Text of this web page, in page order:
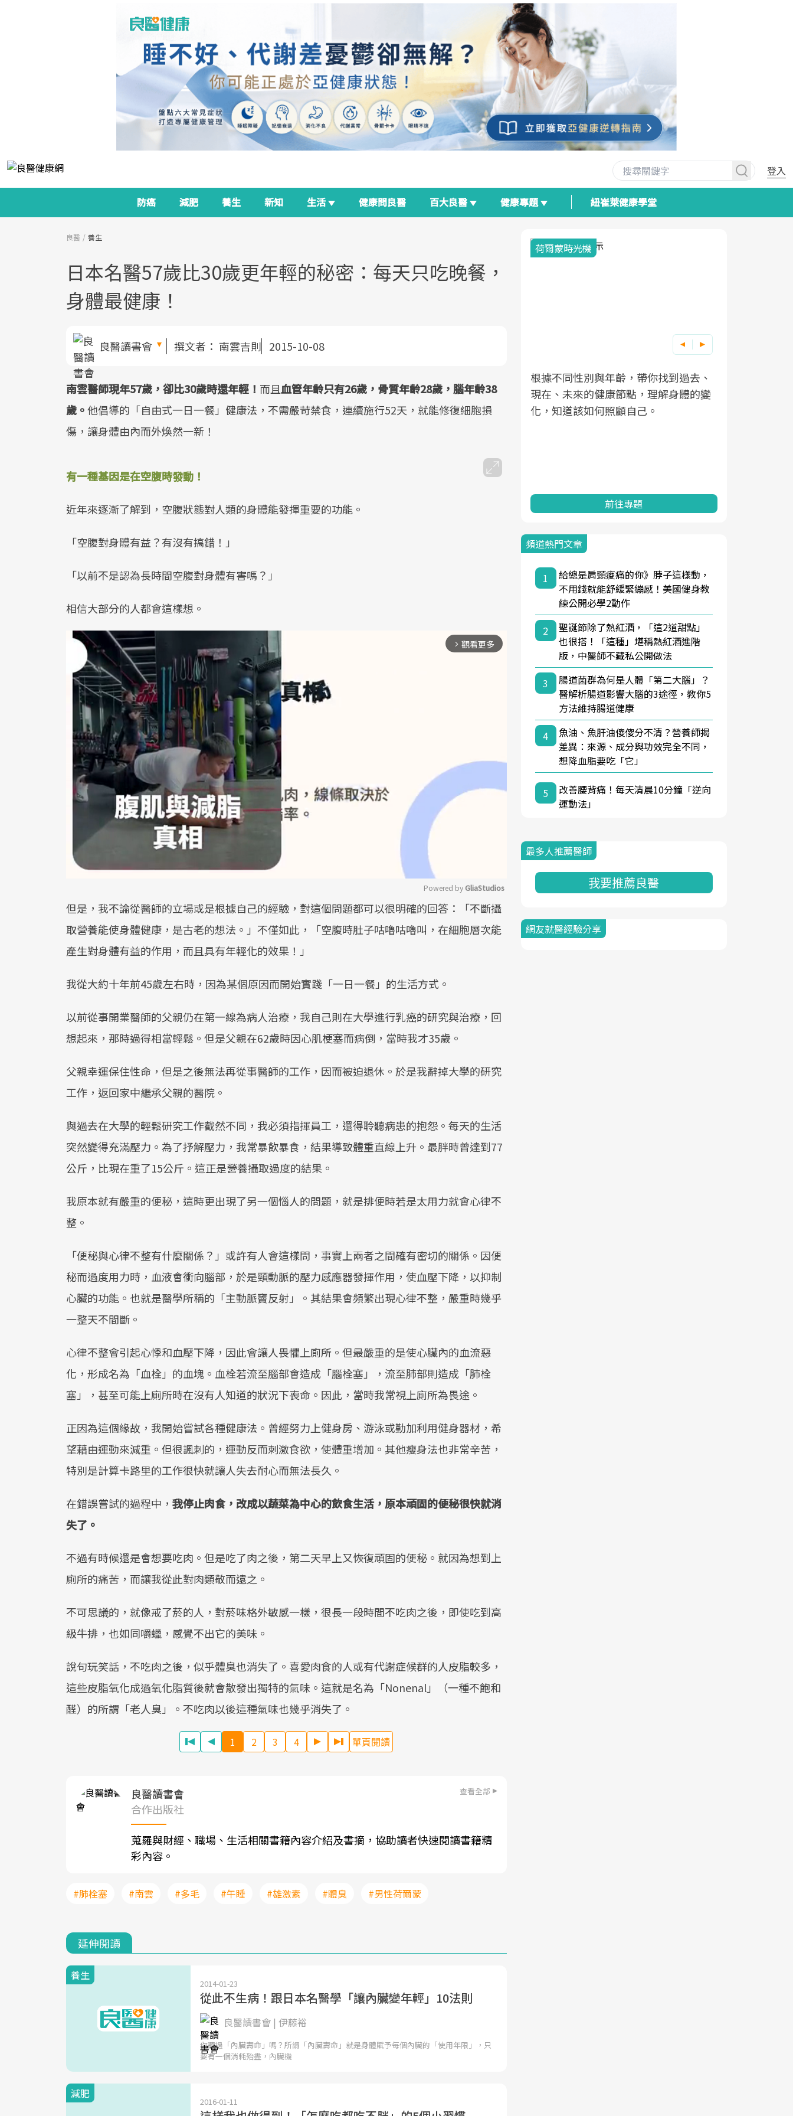
登入
防癌 減肥 養生 新知 生活 健康問良醫 百大良醫 健康專題 紐崔萊健康學堂
良醫 養生
日本名醫57歲比30歲更年輕的秘密：每天只吃晚餐，
身體最健康！
良醫讀書會 撰文者： 南雲吉則 2015-10-08
南雲醫師現年57歲，卻比30歲時還年輕！ 而且血管年齡只有26歲，骨質年齡28歲，腦年齡38
歲。他倡導的「自由式一日一餐」健康法，不需嚴苛禁食，連續施行52天，就能修復細胞損
傷，讓身體由內而外煥然一新！
有一種基因是在空腹時發動！
近年來逐漸了解到，空腹狀態對人類的身體能發揮重要的功能。
「空腹對身體有益？有沒有搞錯！」
「以前不是認為長時間空腹對身體有害嗎？」
相信大部分的人都會這樣想。
arrow_forward_ios 觀看更多
Mute
Powered by GliaStudios
但是，我不論從醫師的立場或是根據自己的經驗，對這個問題都可以很明確的回答：「不斷攝
取營養能使身體健康，是古老的想法。」不僅如此，「空腹時肚子咕嚕咕嚕叫，在細胞層次能
產生對身體有益的作用，而且具有年輕化的效果！」
我從大約十年前45歲左右時，因為某個原因而開始實踐「一日一餐」的生活方式。
以前從事開業醫師的父親仍在第一線為病人治療，我自己則在大學進行乳癌的研究與治療，回
想起來，那時過得相當輕鬆。但是父親在62歲時因心肌梗塞而病倒，當時我才35歲。
父親幸運保住性命，但是之後無法再從事醫師的工作，因而被迫退休。於是我辭掉大學的研究
工作，返回家中繼承父親的醫院。
與過去在大學的輕鬆研究工作截然不同，我必須指揮員工，還得聆聽病患的抱怨。每天的生活
突然變得充滿壓力。為了抒解壓力，我常暴飲暴食，結果導致體重直線上升。最胖時曾達到77
公斤，比現在重了15公斤。這正是營養攝取過度的結果。
我原本就有嚴重的便秘，這時更出現了另一個惱人的問題，就是排便時若是太用力就會心律不
整。
「便秘與心律不整有什麼關係？」或許有人會這樣問，事實上兩者之間確有密切的關係。因便
秘而過度用力時，血液會衝向腦部，於是頸動脈的壓力感應器發揮作用，使血壓下降，以抑制
心臟的功能。也就是醫學所稱的「主動脈竇反射」。其結果會頻繁出現心律不整，嚴重時幾乎
一整天不間斷。
心律不整會引起心悸和血壓下降，因此會讓人畏懼上廁所。但最嚴重的是使心臟內的血流惡
化，形成名為「血栓」的血塊。血栓若流至腦部會造成「腦栓塞」，流至肺部則造成「肺栓
塞」，甚至可能上廁所時在沒有人知道的狀況下喪命。因此，當時我常視上廁所為畏途。
正因為這個緣故，我開始嘗試各種健康法。曾經努力上健身房、游泳或勤加利用健身器材，希
望藉由運動來減重。但很諷刺的，運動反而刺激食欲，使體重增加。其他瘦身法也非常辛苦，
特別是計算卡路里的工作很快就讓人失去耐心而無法長久。
在錯誤嘗試的過程中， 我停止肉食，改成以蔬菜為中心的飲食生活，原本頑固的便秘很快就消
失了。
不過有時候還是會想要吃肉。但是吃了肉之後，第二天早上又恢復頑固的便秘。就因為想到上
廁所的痛苦，而讓我從此對肉類敬而遠之。
不可思議的，就像戒了菸的人，對菸味格外敏感一樣，很長一段時間不吃肉之後，即使吃到高
級牛排，也如同嚼蠟，感覺不出它的美味。
說句玩笑話，不吃肉之後，似乎體臭也消失了。喜愛肉食的人或有代謝症候群的人皮脂較多，
這些皮脂氧化成過氧化脂質後就會散發出獨特的氣味。這就是名為「Nonenal」（一種不飽和
醛）的所謂「老人臭」。不吃肉以後這種氣味也幾乎消失了。
1 2 3 4 單頁閱讀
良醫讀書會 查看全部
合作出版社
蒐羅與財經、職場、生活相關書籍內容介紹及書摘，協助讀者快速閱讀書籍精
彩內容。
#肺栓塞 #南雲 #多毛 #午睡 #雄激素 #體臭 #男性荷爾蒙
延伸閱讀
養生
2014-01-23
從此不生病！跟日本名醫學「讓內臟變年輕」10法則
良醫讀書會 | 伊藤裕
你聽過「內臟壽命」嗎？所謂「內臟壽命」就是身體賦予每個內臟的「使用年限」，只
要有一個消耗殆盡，內臟機
減肥
2016-01-11
邁向「健康照護」的新時代。隨著國家
政策如「健康台灣推動委員會」與「長
療院所的服務，更是民眾了解自身健康
狀況、啟動健康管理的重要起點。
健康新生活」，從講座、體驗到運動，
全面啟動你的健康革命！
發，透過醫學觀點與日常感受的對話，
建立對亞健康的認知，進而引導實際的
荷爾蒙時光機
根據不同性別與年齡，帶你找到過去、
現在、未來的健康節點，理解身體的變
化，知道該如何照顧自己。
前往專題
頻道熱門文章
1
給總是肩頸痠痛的你》脖子這樣動，
不用錢就能舒緩緊繃感！美國健身教
練公開必學2動作
2
聖誕節除了熱紅酒，「這2道甜點」
也很搭！「這種」堪稱熱紅酒進階
版，中醫師不藏私公開做法
3
腸道菌群為何是人體「第二大腦」？
醫解析腸道影響大腦的3途徑，教你5
方法維持腸道健康
4
魚油、魚肝油傻傻分不清？營養師揭
差異：來源、成分與功效完全不同，
想降血脂要吃「它」
5
改善腰背痛！每天清晨10分鐘「逆向
運動法」
最多人推薦醫師
我要推薦良醫
網友就醫經驗分享